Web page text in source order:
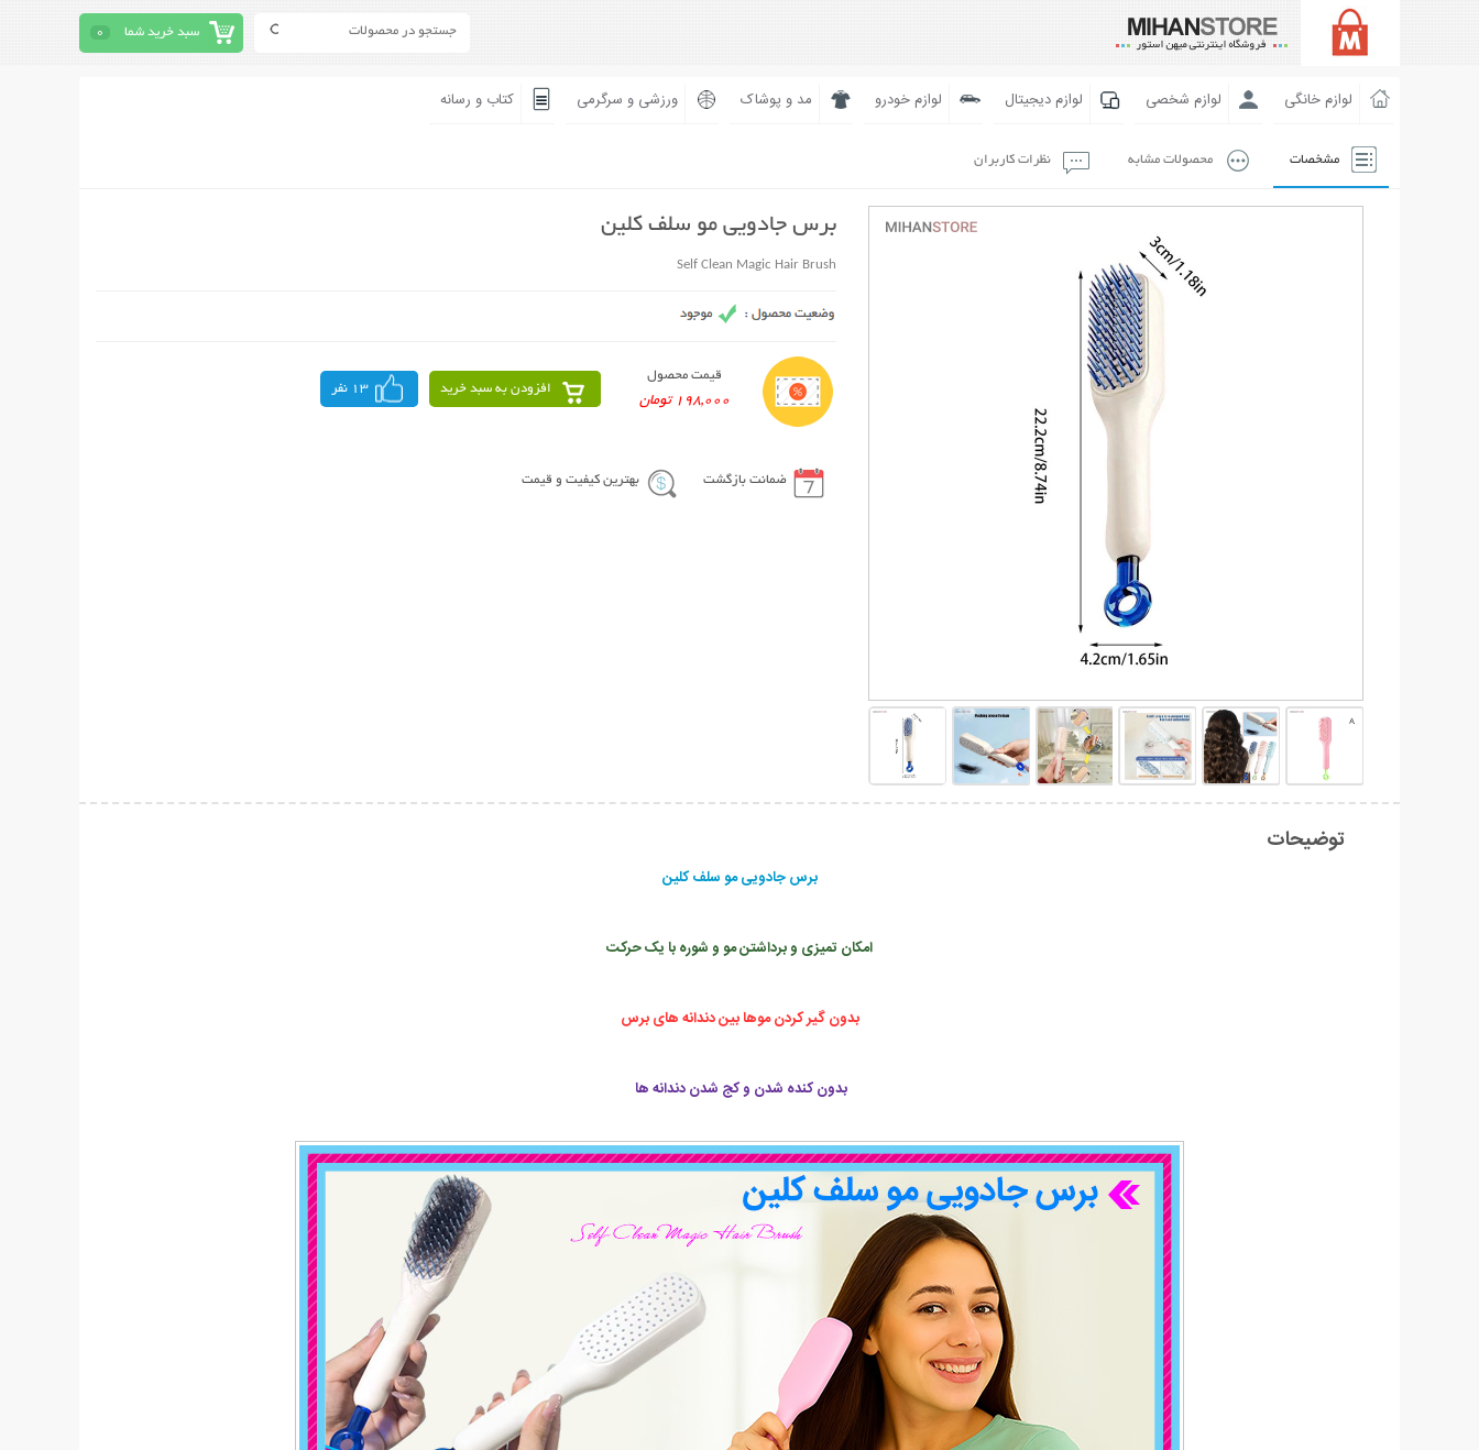
سبد خرید شما 0
لوازم خانگی لوازم شخصی لوازم دیجیتال لوازم خودرو مد و پوشاک ورزشی و سرگرمی کتاب و رسانه
مشخصات محصولات مشابه نظرات کاربران
برس جادویی مو سلف کلین
Self Clean Magic Hair Brush
قیمت محصول
198,000 تومان
افزودن به سبد خرید 13 نفر
ضمانت بازگشت بهترین کیفیت و قیمت
توضیحات
برس جادویی مو سلف کلین
امکان تمیزی و برداشتن مو و شوره با یک حرکت
بدون گیر کردن موها بین دندانه های برس
بدون کنده شدن و کج شدن دندانه ها